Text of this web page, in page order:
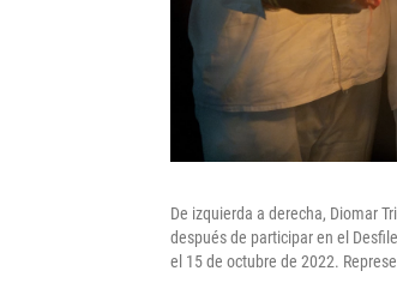
De izquierda a derecha, Diomar
después de participar en el
el 15 de octubre de 2022.